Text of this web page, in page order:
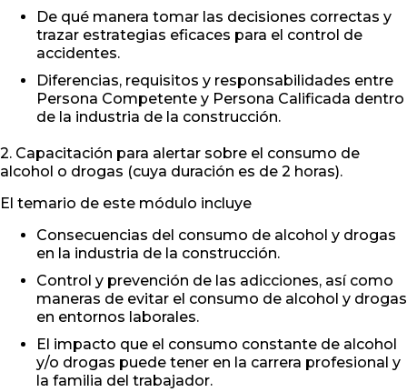
De qué manera tomar las decisiones correctas y
trazar estrategias eficaces para el control de
accidentes.
Diferencias, requisitos y responsabilidades entre
Persona Competente y Persona Calificada dentro
de la industria de la construcción.
2. Capacitación para alertar sobre el consumo de
alcohol o drogas (cuya duración es de 2 horas).
El temario de este módulo incluye
Consecuencias del consumo de alcohol y drogas
en la industria de la construcción.
Control y prevención de las adicciones, así como
maneras de evitar el consumo de alcohol y drogas
en entornos laborales.
El impacto que el consumo constante de alcohol
y/o drogas puede tener en la carrera profesional y
la familia del trabajador.